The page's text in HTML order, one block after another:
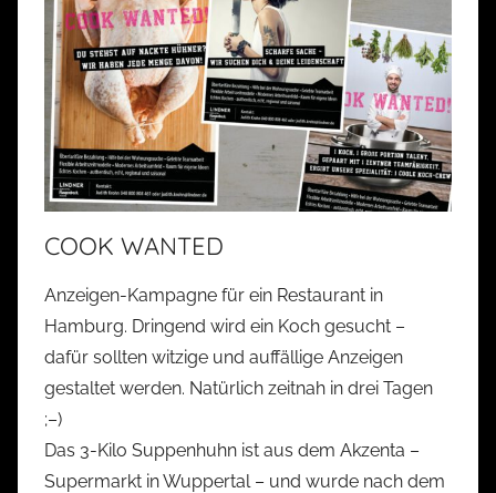
COOK WANTED
Anzeigen-Kampagne für ein Restaurant in
Hamburg. Dringend wird ein Koch gesucht –
dafür sollten witzige und auffällige Anzeigen
gestaltet werden. Natürlich zeitnah in drei Tagen
;–)
Das 3-Kilo Suppenhuhn ist aus dem Akzenta –
Supermarkt in Wuppertal – und wurde nach dem